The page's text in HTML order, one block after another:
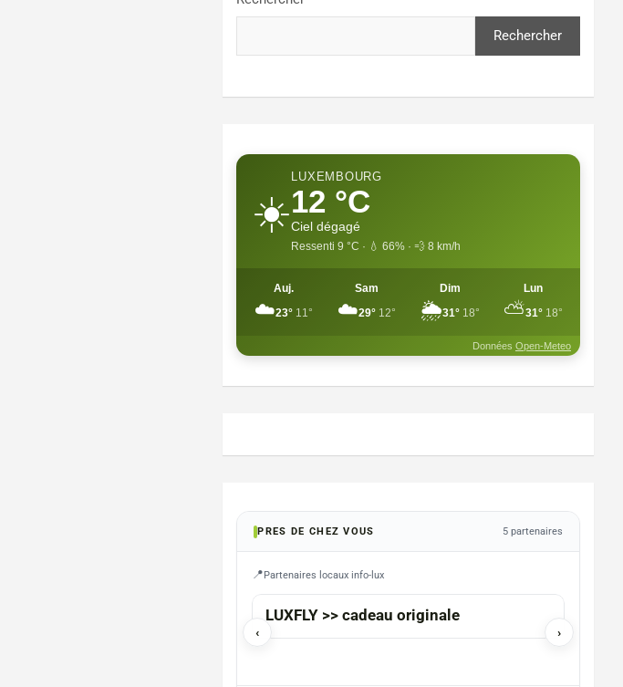
Rechercher
☀️
LUXEMBOURG
12 °C
Ciel dégagé
Ressenti 9 °C · 💧 66% · 💨 8 km/h
Auj.
☁️23° 11°
Sam
☁️29° 12°
Dim
🌦️31° 18°
Lun
⛅31° 18°
Données Open-Meteo
PRES DE CHEZ VOUS 5 partenaires
Partenaires locaux info-lux
‹ ›
ARLON
LUXFLY >> cadeau originale